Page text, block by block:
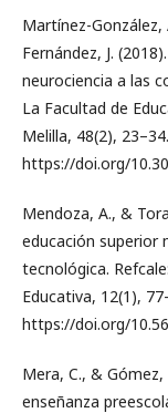
Martínez-González,
Fernández, J.
neurociencia a las
La Facultad de
Melilla, 48(2), 23–34.
https://doi.org/
Mendoza, A., &
educación superior
tecnológica.
Educativa, 12(1),
https://doi.org/
Mera, C., &
enseñanza